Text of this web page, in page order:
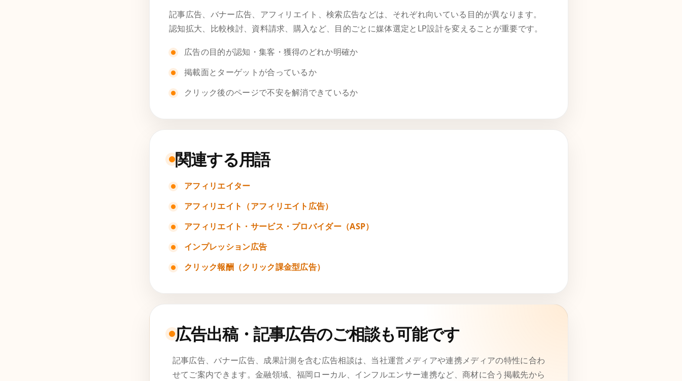
記事広告、バナー広告、アフィリエイト、検索広告などは、それぞれ向いている目的が異なります。
認知拡大、比較検討、資料請求、購入など、目的ごとに媒体選定とLP設計を変えることが重要です。
広告の目的が認知・集客・獲得のどれか明確か
掲載面とターゲットが合っているか
クリック後のページで不安を解消できているか
関連する用語
アフィリエイター
アフィリエイト（アフィリエイト広告）
アフィリエイト・サービス・プロバイダー（ASP）
インプレッション広告
クリック報酬（クリック課金型広告）
広告出稿・記事広告のご相談も可能です
記事広告、バナー広告、成果計測を含む広告相談は、当社運営メディアや連携メディアの特性に合わ
せてご案内できます。金融領域、福岡ローカル、インフルエンサー連携など、商材に合う掲載先から